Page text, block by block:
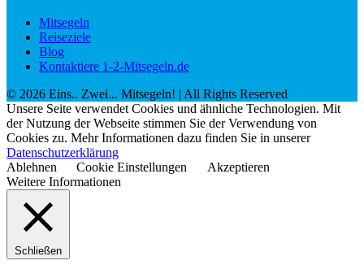
Mitsegeln
Reiseziele
Blog
Kontaktiere 1-2-Mitsegeln.de
© 2026 Eins.. Zwei... Mitsegeln! | All Rights Reserved
Unsere Seite verwendet Cookies und ähnliche Technologien. Mit
der Nutzung der Webseite stimmen Sie der Verwendung von
Cookies zu. Mehr Informationen dazu finden Sie in unserer
Datenschutzerklärung
Ablehnen
Cookie Einstellungen
Akzeptieren
Weitere Informationen
Schließen